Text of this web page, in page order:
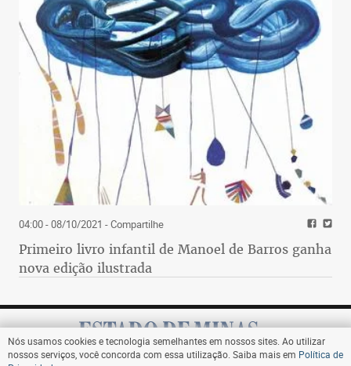
04:00 - 08/10/2021 - Compartilhe
Primeiro livro infantil de Manoel de Barros ganha
nova edição ilustrada
Nós usamos cookies e tecnologia semelhantes em nossos sites. Ao utilizar
nossos serviços, você concorda com essa utilização. Saiba mais em Política de